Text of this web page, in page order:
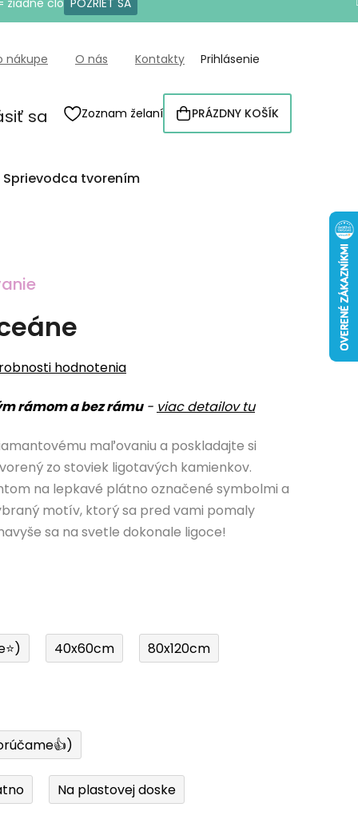
žiadne clo POZRIEŤ SA
nákupe O nás Kontakty Prihlásenie
sa Zoznam želaní
NÁKUPNÝ
KOŠÍK
PRÁZDNY KOŠÍK
Sprievodca tvorením
hodnotenia
rámom a bez rámu- viac detailov tu
maľovaniu a poskladajte si
zo stoviek ligotavých kamienkov.
na lepkavé plátno označené symbolmi a
motív, ktorý sa pred vami pomaly
sa na svetle dokonale ligoce!
40x60cm 80x120cm
Na plastovej doske